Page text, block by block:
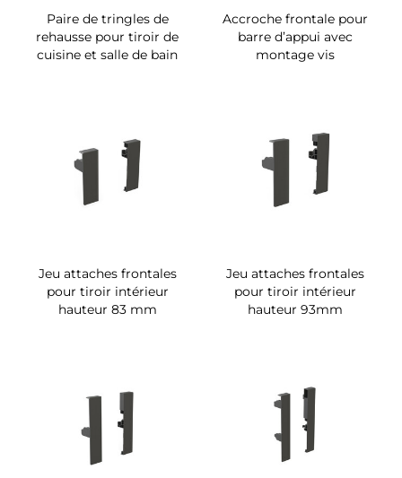
Paire de tringles de
rehausse pour tiroir de
cuisine et salle de bain
Accroche frontale pour
barre d’appui avec
montage vis
Jeu attaches frontales
pour tiroir intérieur
hauteur 83 mm
Jeu attaches frontales
pour tiroir intérieur
hauteur 93mm